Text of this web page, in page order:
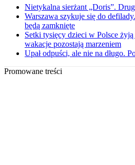
Nietykalna sierżant „Doris”.
Warszawa szykuje się do
będą zamknięte
Setki tysięcy dzieci w Polsce
wakacje pozostają marzeniem
Upał odpuści, ale nie na długo.
Promowane treści